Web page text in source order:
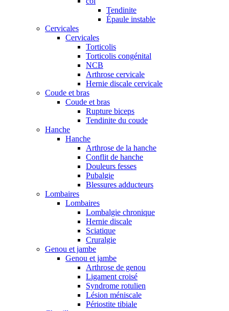
Tendinite
Épaule instable
Cervicales
Cervicales
Torticolis
Torticolis congénital
NCB
Arthrose cervicale
Hernie discale cervicale
Coude et bras
Coude et bras
Rupture biceps
Tendinite du coude
Hanche
Hanche
Arthrose de la hanche
Conflit de hanche
Douleurs fesses
Pubalgie
Blessures adducteurs
Lombaires
Lombaires
Lombalgie chronique
Hernie discale
Sciatique
Cruralgie
Genou et jambe
Genou et jambe
Arthrose de genou
Ligament croisé
Syndrome rotulien
Lésion méniscale
Périostite tibiale